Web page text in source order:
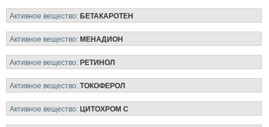
Активное вещество: БЕТАКАРОТЕН
Активное вещество: МЕНАДИОН
Активное вещество: РЕТИНОЛ
Активное вещество: ТОКОФЕРОЛ
Активное вещество: ЦИТОХРОМ C